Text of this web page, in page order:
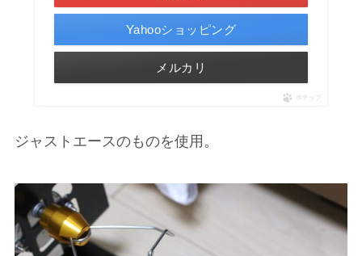
Yahooショッピング
メルカリ
ポチップ
ジャストエースのものを使用。